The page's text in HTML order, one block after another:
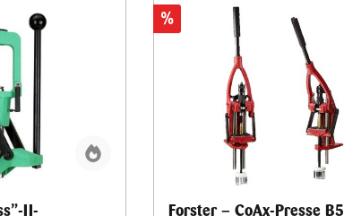
II-
%
Forster – CoAx-Presse B5